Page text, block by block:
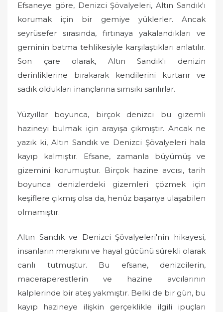
Efsaneye göre, Denizci Şövalyeleri, Altın Sandık'ı
korumak için bir gemiye yüklerler. Ancak
seyrüsefer sırasında, fırtınaya yakalandıkları ve
geminin batma tehlikesiyle karşılaştıkları anlatılır.
Son çare olarak, Altın Sandık'ı denizin
derinliklerine bırakarak kendilerini kurtarır ve
sadık oldukları inançlarına sımsıkı sarılırlar.
Yüzyıllar boyunca, birçok denizci bu gizemli
hazineyi bulmak için arayışa çıkmıştır. Ancak ne
yazık ki, Altın Sandık ve Denizci Şövalyeleri hala
kayıp kalmıştır. Efsane, zamanla büyümüş ve
gizemini korumuştur. Birçok hazine avcısı, tarih
boyunca denizlerdeki gizemleri çözmek için
keşiflere çıkmış olsa da, henüz başarıya ulaşabilen
olmamıştır.
Altın Sandık ve Denizci Şövalyeleri'nin hikayesi,
insanların merakını ve hayal gücünü sürekli olarak
canlı tutmuştur. Bu efsane, denizcilerin,
maceraperestlerin ve hazine avcılarının
kalplerinde bir ateş yakmıştır. Belki de bir gün, bu
kayıp hazineye ilişkin gerçeklikle ilgili ipuçları